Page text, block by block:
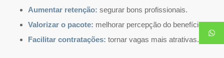
Aumentar retenção: segurar bons profissionais.
Valorizar o pacote: melhorar percepção do benefício.
Facilitar contratações: tornar vagas mais atrativas.